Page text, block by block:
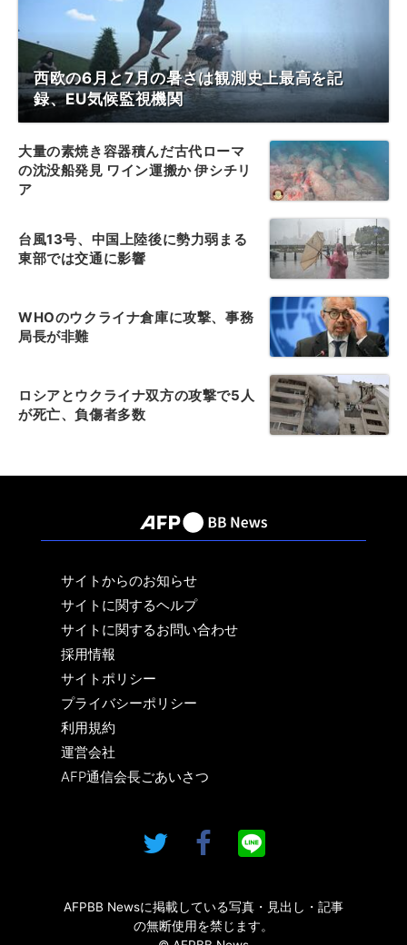
西欧の6月と7月の暑さは観測史上最高を記
録、EU気候監視機関
大量の素焼き容器積んだ古代ローマ
の沈没船発見 ワイン運搬か 伊シチリ
ア
台風13号、中国上陸後に勢力弱まる
東部では交通に影響
WHOのウクライナ倉庫に攻撃、事務
局長が非難
ロシアとウクライナ双方の攻撃で5人
が死亡、負傷者多数
サイトからのお知らせ
サイトに関するヘルプ
サイトに関するお問い合わせ
採用情報
サイトポリシー
プライバシーポリシー
利用規約
運営会社
AFP通信会長ごあいさつ
AFPBB Newsに掲載している写真・見出し・記事
の無断使用を禁じます。